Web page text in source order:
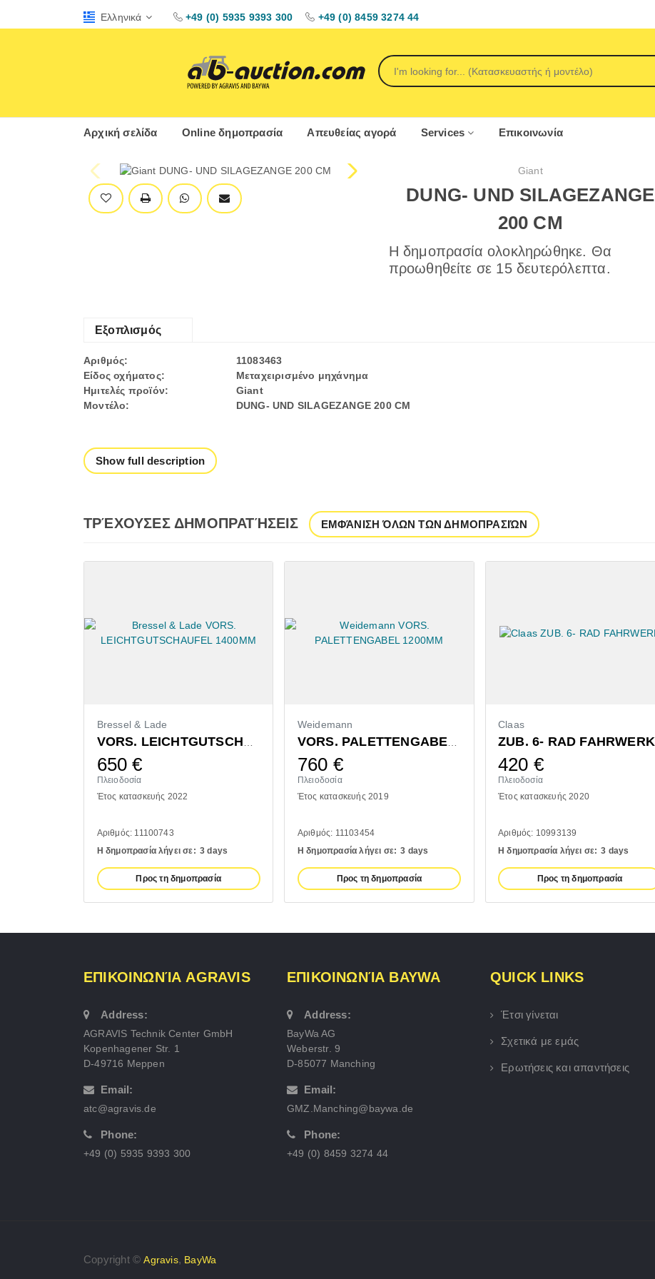
Ελληνικά +49 (0) 5935 9393 300 +49 (0) 8459 3274 44
Αρχική σελίδα Online δημοπρασία Απευθείας αγορά Services Επικοινωνία
Giant
DUNG- UND SILAGEZANGE
200 CM
Η δημοπρασία ολοκληρώθηκε. Θα
προωθηθείτε σε 15 δευτερόλεπτα.
Εξοπλισμός
Αριθμός:
11083463
Είδος οχήματος:
Μεταχειρισμένο μηχάνημα
Ημιτελές προϊόν:
Giant
Μοντέλο:
DUNG- UND SILAGEZANGE 200 CM
Show full description
ΤΡΈΧΟΥΣΕΣ ΔΗΜΟΠΡΑΤΉΣΕΙΣ ΕΜΦΆΝΙΣΗ ΌΛΩΝ ΤΩΝ ΔΗΜΟΠΡΑΣΙΏΝ
Bressel & Lade
650 €
Πλειοδοσία
Έτος κατασκευής 2022
Αριθμός: 11100743
Η δημοπρασία λήγει σε: 3 days
Προς τη δημοπρασία
Weidemann
760 €
Πλειοδοσία
Έτος κατασκευής 2019
Αριθμός: 11103454
Η δημοπρασία λήγει σε: 3 days
Προς τη δημοπρασία
Claas
ZUB. 6- RAD FAHRWERK
420 €
Πλειοδοσία
Έτος κατασκευής 2020
Αριθμός: 10993139
Η δημοπρασία λήγει σε: 3 days
Προς τη δημοπρασία
ΕΠΙΚΟΙΝΩΝΊΑ AGRAVIS
Address:
AGRAVIS Technik Center GmbH
Kopenhagener Str. 1
D-49716 Meppen
Email:
atc@agravis.de
Phone:
+49 (0) 5935 9393 300
ΕΠΙΚΟΙΝΩΝΊΑ BAYWA
Address:
BayWa AG
Weberstr. 9
D-85077 Manching
Email:
GMZ.Manching@baywa.de
Phone:
+49 (0) 8459 3274 44
QUICK LINKS
Έτσι γίνεται
Σχετικά με εμάς
Ερωτήσεις και απαντήσεις
Copyright ©Agravis, BayWa